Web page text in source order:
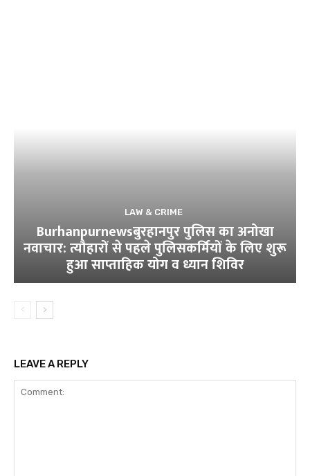
LAW & CRIME
Burhanpurnewsबुरहानपुर पुलिस का अनोखा
नवाचार: त्यौहारों से पहले पुलिसकर्मियों के लिए शुरू
हुआ साप्ताहिक योग व ध्यान शिविर
LEAVE A REPLY